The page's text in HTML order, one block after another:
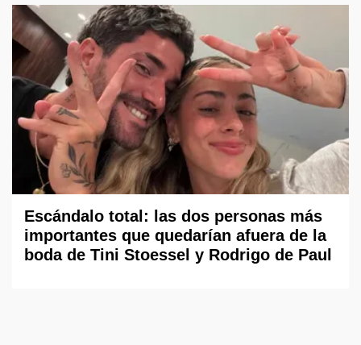
Escándalo total: las dos personas más
importantes que quedarían afuera de la
boda de Tini Stoessel y Rodrigo de Paul